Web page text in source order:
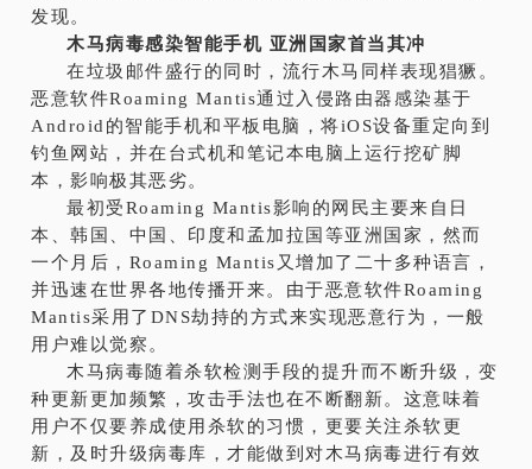
发现。
木马病毒感染智能手机 亚洲国家首当其冲
在垃圾邮件盛行的同时，流行木马同样表现猖獗。
恶意软件Roaming Mantis通过入侵路由器感染基于
Android的智能手机和平板电脑，将iOS设备重定向到
钓鱼网站，并在台式机和笔记本电脑上运行挖矿脚
本，影响极其恶劣。
最初受Roaming Mantis影响的网民主要来自日
本、韩国、中国、印度和孟加拉国等亚洲国家，然而
一个月后，Roaming Mantis又增加了二十多种语言，
并迅速在世界各地传播开来。由于恶意软件Roaming
Mantis采用了DNS劫持的方式来实现恶意行为，一般
用户难以觉察。
木马病毒随着杀软检测手段的提升而不断升级，变
种更新更加频繁，攻击手法也在不断翻新。这意味着
用户不仅要养成使用杀软的习惯，更要关注杀软更
新，及时升级病毒库，才能做到对木马病毒进行有效